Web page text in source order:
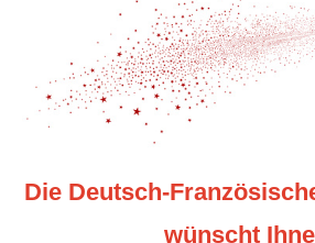
Die Deutsch-
wünscht